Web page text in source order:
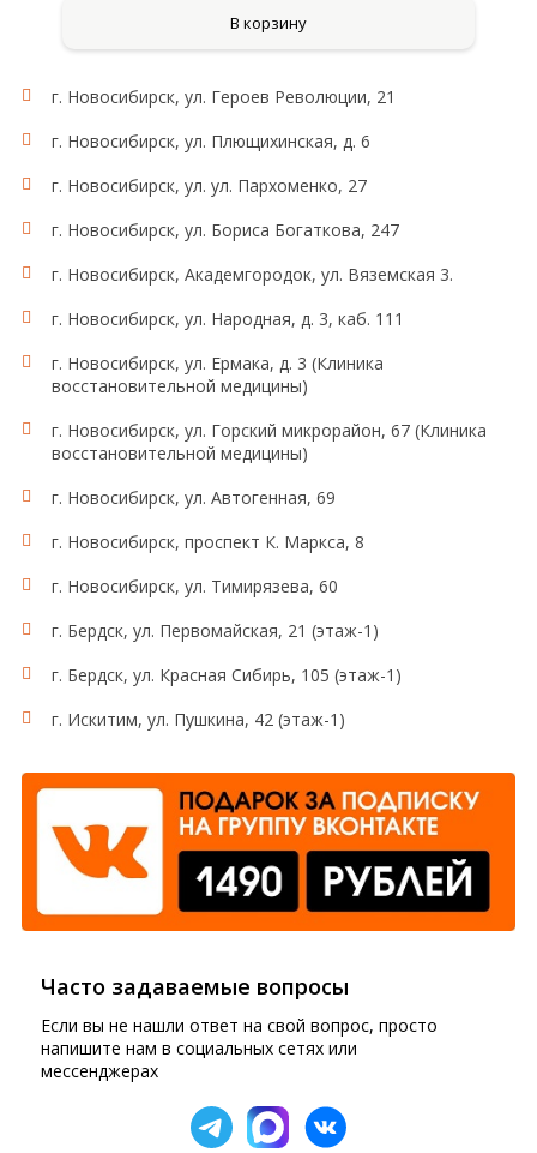
В корзину
г. Новосибирск, ул. Героев Революции, 21
г. Новосибирск, ул. Плющихинская, д. 6
г. Новосибирск, ул. ул. Пархоменко, 27
г. Новосибирск, ул. Бориса Богаткова, 247
г. Новосибирск, Академгородок, ул. Вяземская 3.
г. Новосибирск, ул. Народная, д. 3, каб. 111
г. Новосибирск, ул. Ермака, д. 3 (Клиника
восстановительной медицины)
г. Новосибирск, ул. Горский микрорайон, 67 (Клиника
восстановительной медицины)
г. Новосибирск, ул. Автогенная, 69
г. Новосибирск, проспект К. Маркса, 8
г. Новосибирск, ул. Тимирязева, 60
г. Бердск, ул. Первомайская, 21 (этаж-1)
г. Бердск, ул. Красная Сибирь, 105 (этаж-1)
г. Искитим, ул. Пушкина, 42 (этаж-1)
Часто задаваемые вопросы
Если вы не нашли ответ на свой вопрос, просто
напишите нам в социальных сетях или
мессенджерах